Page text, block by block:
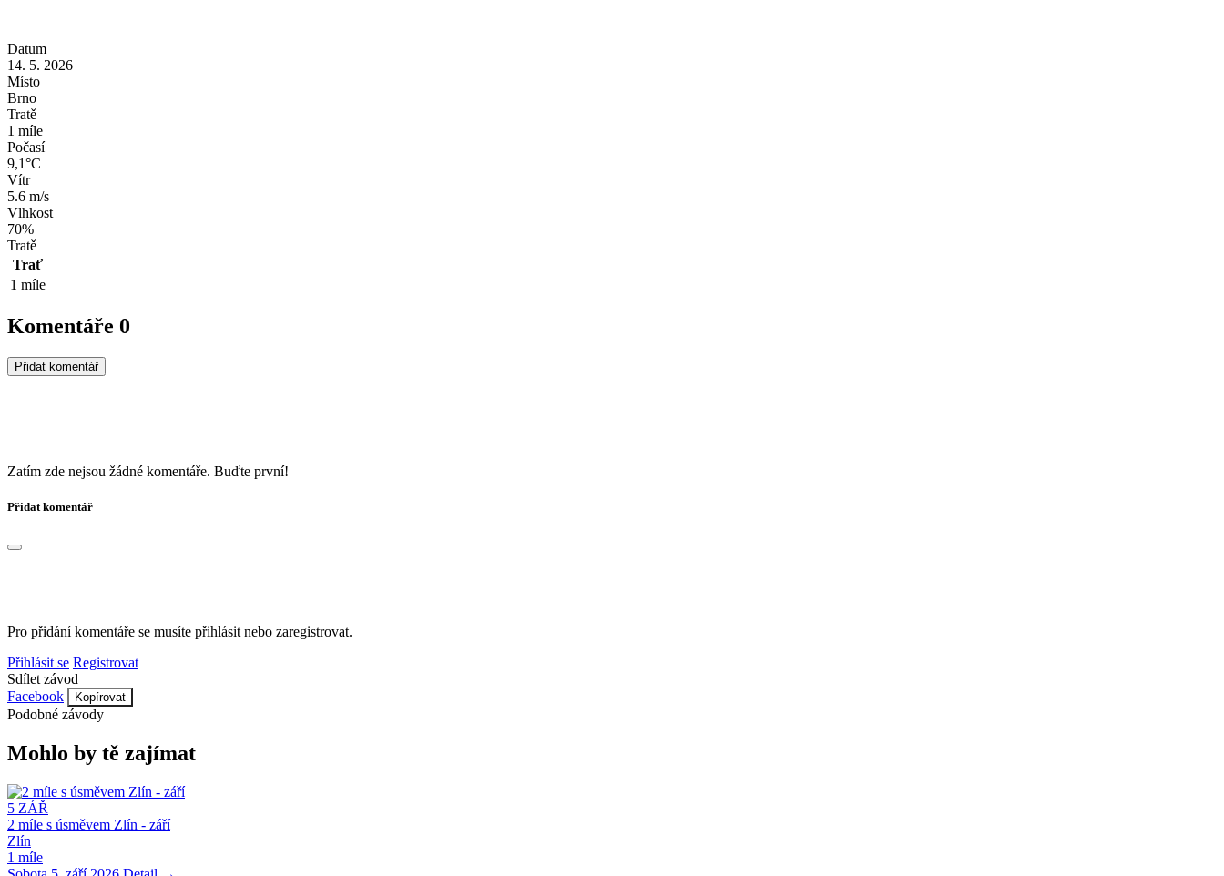
Datum
14. 5. 2026
Místo
Brno
Tratě
1 míle
Počasí
9,1°C
Vítr
5.6 m/s
Vlhkost
70%
Tratě
Trať
1 míle
Komentáře 0
Přidat komentář
Zatím zde nejsou žádné komentáře. Buďte první!
Přidat komentář
Pro přidání komentáře se musíte přihlásit nebo zaregistrovat.
Přihlásit se Registrovat
Sdílet závod
Facebook
Kopírovat
Podobné závody
Mohlo by tě zajímat
5 ZÁŘ
2 míle s úsměvem Zlín - září
Zlín
1 míle